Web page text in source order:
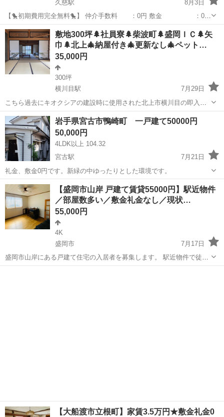
久慈駅
8月3日
【🐤初期費用完全無料🐤】 仲介手数料 ：0円 敷金 ：0円
礼金 ：0円 日割り家賃 ：0円(当月末まで家賃無料) －－
－－－－－－－－－－－－ 計 ：0円 家賃20,000円...
岩手 久慈市 久慈駅 一戸建て 初期
敷地300坪🌲社員寮🌲柴波町🌲盛岡ＩＣ🌲矢
巾🌲北上🎄納屋付き🎄更新なし🎄ペット…
35,000円
300坪
横川目駅
7月29日
こちら過去にキオクシアの建設時に使用された北上市横川目の即入居
可能な二階建て戸建てです🏠ご希望があれば売却も可能です🏠350万
円を予定しておりますが、ご興味の方はご相談ください🏠 横川目
駅徒歩10分 家賃35000円...
岩手 北上市 横川目駅 一戸建て 初期
岩手県宮古市鴨崎町 一戸建て50000円
50,000円
4LDK以上 104.32
宮古駅
7月21日
礼金、敷金0円です。新緑の中ゆったりとした環境です。
岩手 宮古市 宮古駅 一戸建て
【盛岡市山岸 戸建て賃貸55000円】駅近物件
／部屋数多い／敷金礼金なし／現状…
55,000円
4K
盛岡市
7月17日
盛岡市山岸にある戸建て住宅の入居者を募集します。 駅近物件で徒歩
3分に生協（スーパー）や山岸小学校がございます。 また病院、銀行
【大船渡市立根町】家賃3.5万円★敷金礼金0